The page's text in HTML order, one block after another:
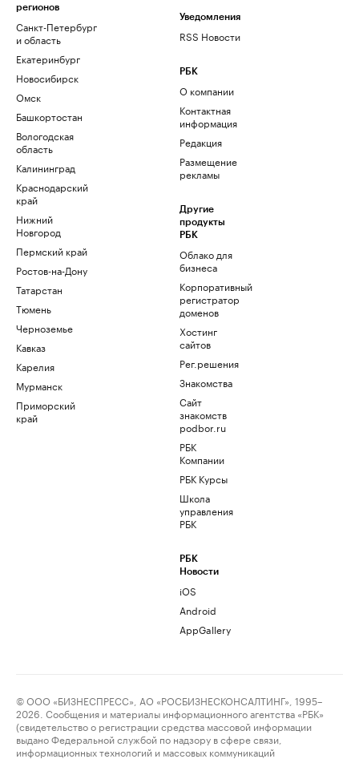
регионов
Санкт-Петербург
и область
Екатеринбург
Новосибирск
Омск
Башкортостан
Вологодская
область
Калининград
Краснодарский
край
Нижний
Новгород
Пермский край
Ростов-на-Дону
Татарстан
Тюмень
Черноземье
Кавказ
Карелия
Мурманск
Приморский
край
Уведомления
RSS Новости
РБК
О компании
Контактная
информация
Редакция
Размещение
рекламы
Другие
продукты
РБК
Облако для
бизнеса
Корпоративный
регистратор
доменов
Хостинг
сайтов
Рег.решения
Знакомства
Сайт
знакомств
podbor.ru
РБК
Компании
РБК Курсы
Школа
управления
РБК
РБК
Новости
iOS
Android
AppGallery
© ООО «БИЗНЕСПРЕСС», АО «РОСБИЗНЕСКОНСАЛТИНГ», 1995–
2026. Сообщения и материалы информационного агентства «РБК»
(свидетельство о регистрации средства массовой информации
выдано Федеральной службой по надзору в сфере связи,
информационных технологий и массовых коммуникаций